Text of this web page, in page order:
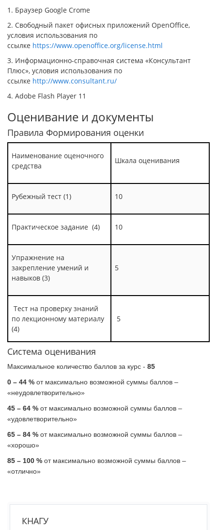
1. Браузер Google Crome
2. Свободный пакет офисных приложений OpenOffice,
условия использования по
ссылке https://www.openoffice.org/license.html
3. Информационно-справочная система «Консультант
Плюс», условия использования по
ссылке http://www.consultant.ru/
4. Adobe Flash Player 11
Оценивание и документы
Правила Формирования оценки
Наименование оценочного
средства
Шкала оценивания
Рубежный тест (1) 10
Практическое задание (4) 10
Упражнение на
закрепление умений и
навыков (3)
5
Тест на проверку знаний
по лекционному материалу
(4)
5
Система оценивания
Максимальное количество баллов за курс - 85
0 – 44 % от максимально возможной суммы баллов –
«неудовлетворительно»
45 – 64 % от максимально возможной суммы баллов –
«удовлетворительно»
65 – 84 % от максимально возможной суммы баллов –
«хорошо»
85 – 100 % от максимально возможной суммы баллов –
«отлично»
КНАГУ